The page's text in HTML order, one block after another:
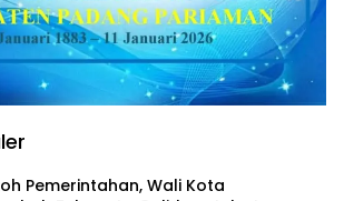
Pemerintahan, Wali Kota